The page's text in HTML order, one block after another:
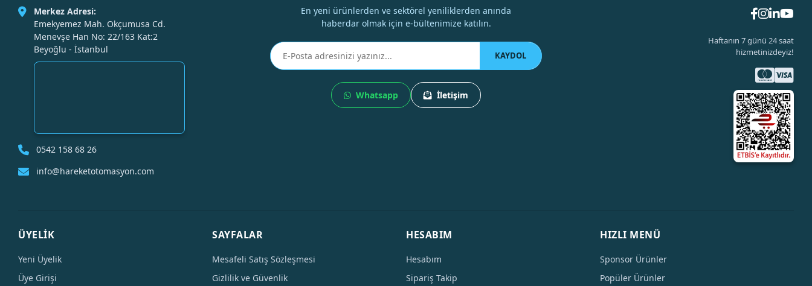
Merkez Adresi:
Emekyemez Mah. Okçumusa Cd.
Menevşe Han No: 22/163 Kat:2
Beyoğlu - İstanbul
0542 158 68 26
info@hareketotomasyon.com
En yeni ürünlerden ve sektörel yeniliklerden anında
haberdar olmak için e-bültenimize katılın.
KAYDOL
Whatsapp İletişim
Haftanın 7 günü 24 saat
hizmetinizdeyiz!
ÜYELİK
Yeni Üyelik
Üye Girişi
SAYFALAR
Mesafeli Satış Sözleşmesi
Gizlilik ve Güvenlik
HESABIM
Hesabım
Sipariş Takip
HIZLI MENÜ
Sponsor Ürünler
Popüler Ürünler